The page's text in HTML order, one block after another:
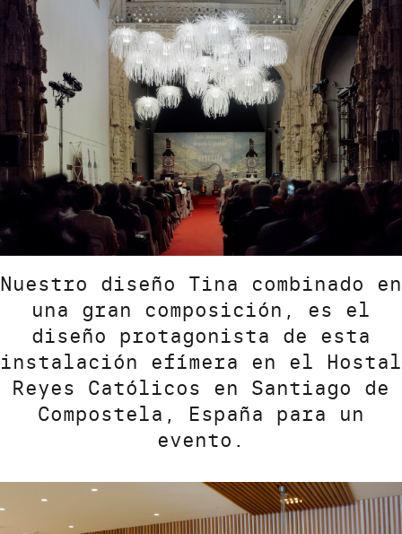
Nuestro diseño Tina combinado en
una gran composición, es el
diseño protagonista de esta
instalación efímera en el Hostal
Reyes Católicos en Santiago de
Compostela, España para un
evento.